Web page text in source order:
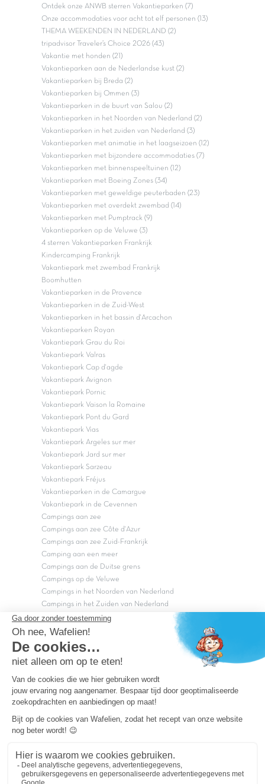
Ontdek onze ANWB sterren Vakantieparken (7)
Onze accommodaties voor acht tot elf personen (13)
THEMA WEEKENDEN IN NEDERLAND (2)
tripadvisor Traveler’s Choice 2026 (43)
Vakantie met honden (21)
Vakantieparken aan de Nederlandse kust (2)
Vakantieparken bij Breda (2)
Vakantieparken bij Ommen (3)
Vakantieparken in de buurt van Salou (2)
Vakantieparken in het Noorden van Nederland (2)
Vakantieparken in het zuiden van Nederland (3)
Vakantieparken met animatie in het laagseizoen (12)
Vakantieparken met bijzondere accommodaties (7)
Vakantieparken met binnenspeeltuinen (12)
Vakantieparken met Boeing Zones (34)
Vakantieparken met geweldige peuterbaden (23)
Vakantieparken met overdekt zwembad (14)
Vakantieparken met Pumptrack (9)
Vakantieparken op de Veluwe (3)
4 sterren Vakantieparken Frankrijk
Kindercamping Frankrijk
Vakantiepark met zwembad Frankrijk
Boomhutten
Vakantieparken in de Provence
Vakantieparken in de Zuid-West
Vakantieparken in het bassin d'Arcachon
Vakantieparken Royan
Vakantiepark Grau du Roi
Vakantiepark Valras
Vakantiepark Cap d'agde
Vakantiepark Avignon
Vakantiepark Pornic
Vakantiepark Vaison la Romaine
Vakantiepark Pont du Gard
Vakantiepark Vias
Vakantiepark Argeles sur mer
Vakantiepark Jard sur mer
Vakantiepark Sarzeau
Vakantiepark Fréjus
Vakantieparken in de Camargue
Vakantiepark in de Cevennen
Campings aan zee
Campings aan zee Côte d'Azur
Campings aan zee Zuid-Frankrijk
Camping aan een meer
Campings aan de Duitse grens
Campings op de Veluwe
Campings in het Noorden van Nederland
Campings in het Zuiden van Nederland
Copyright Capfun 2026 ©
Bij Capfun solliciteren
Veelgestelde vragen
Dutchbox Vakantiepark
Superdeals
Capfun in de media
Carabouille.nl
Wettelijke bepalingen
Algemene reisvoorwaarden
Persvragen? mailpersvragen@capfun.com
Powered by ICS